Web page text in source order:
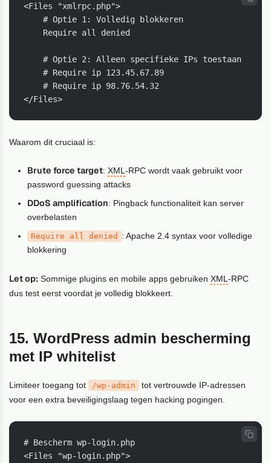
<Files "xmlrpc.php">
    # Optie 1: Volledig blokkeren
    Require all denied
    # Optie 2: Alleen specifieke IPs toestaan
    # Require ip 123.45.67.89
    # Require ip 98.76.54.32
</Files>
Waarom dit cruciaal is:
Brute force target:XML-RPC wordt vaak gebruikt voor
password guessing attacks
DDoS amplification: Pingback functionaliteit kan server
overbelasten
Require all denied : Apache 2.4 syntax voor volledige
blokkering
Let op: Sommige plugins en mobile apps gebruikenXML-RPC
dus test eerst voordat je volledig blokkeert.
15. WordPress admin bescherming
met IP whitelist
Limiteer toegang tot /wp-admin
tot vertrouwde IP-adressen
voor een extra beveiligingslaag tegen hacking pogingen.
# Bescherm wp-login.php
<Files "wp-login.php">